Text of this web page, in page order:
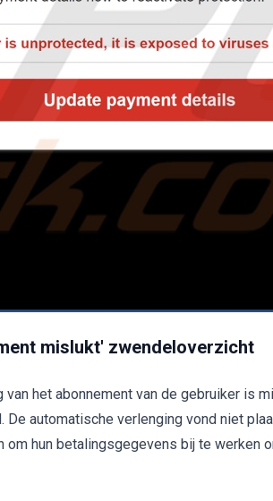
mislukt' zwendeloverzicht
het abonnement van de gebruiker is
automatische verlenging vond niet
om hun betalingsgegevens bij te werken